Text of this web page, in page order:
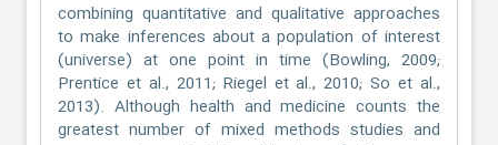
combining quantitative and qualitative approaches
to make inferences about a population of interest
(universe) at one point in time (Bowling, 2009;
Prentice et al., 2011; Riegel et al., 2010; So et al.,
2013). Although health and medicine counts the
greatest number of mixed methods studies and